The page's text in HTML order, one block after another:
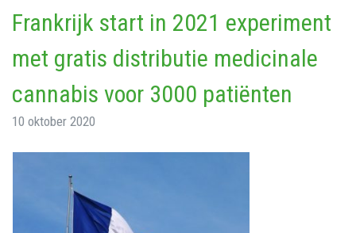
Frankrijk start in 2021 experiment
met gratis distributie medicinale
cannabis voor 3000 patiënten
10 oktober 2020